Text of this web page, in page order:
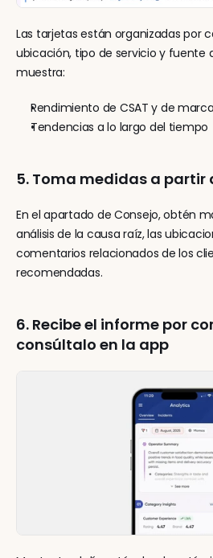
Las tarjetas están organizadas por
ubicación, tipo de servicio y fuente
muestra:
Rendimiento de CSAT y de marca
Tendencias a lo largo del tiempo
5. Toma medidas a partir
En el apartado de Consejo, obtén
análisis de la causa raíz, las
comentarios relacionados de los
recomendadas.
6. Recibe el informe por
consúltalo en la app